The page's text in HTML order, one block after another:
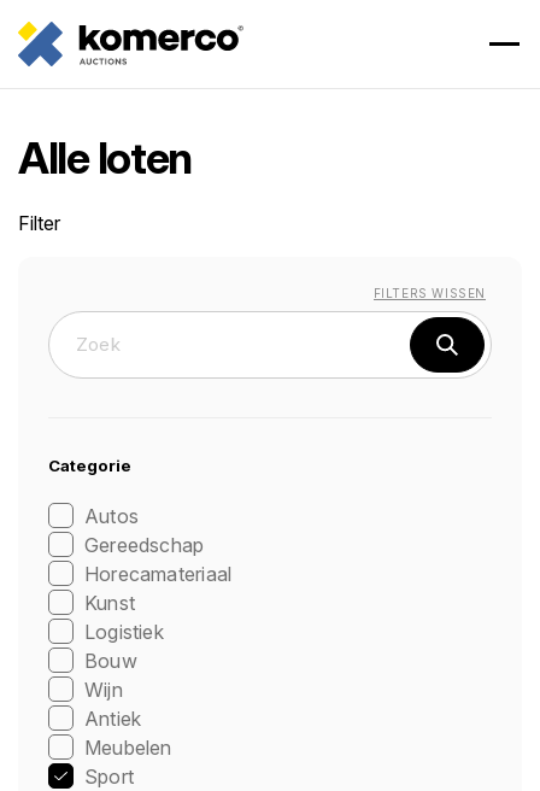
Alle loten
Filter
FILTERS WISSEN
Categorie
Autos
Gereedschap
Horecamateriaal
Kunst
Logistiek
Bouw
Wijn
Antiek
Meubelen
Sport